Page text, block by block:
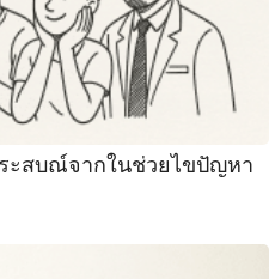
ะสบณ์จากในช่วยไขปัญหา